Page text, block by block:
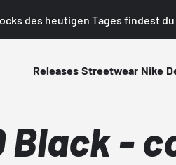
des heutigen Tages findest du
Releases Streetwear Nike
Black -